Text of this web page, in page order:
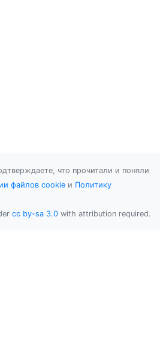
что прочитали и поняли
файлов cookie и Политику
cc by-sa 3.0 with attribution required.